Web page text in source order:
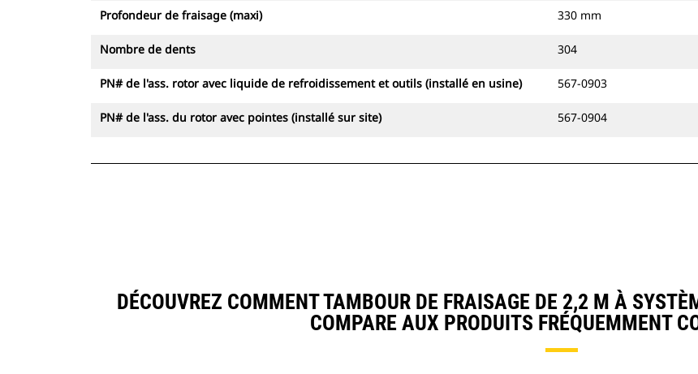
Profondeur de fraisage (maxi) 330 mm
Nombre de dents 304
PN# de l'ass. rotor avec liquide de refroidissement et outils (installé en usine) 567-0903
PN# de l'ass. du rotor avec pointes (installé sur site) 567-0904
DÉCOUVREZ COMMENT TAMBOUR DE FRAISAGE DE 2,2 M À
COMPARE AUX PRODUITS FRÉQUEMMENT